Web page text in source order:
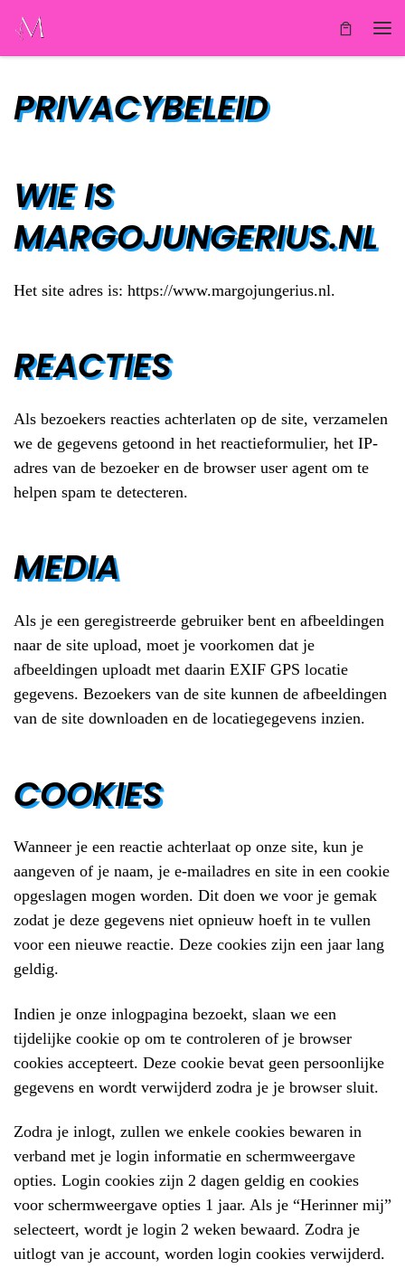
Ga naar inhoud
PRIVACYBELEID
WIE IS
MARGOJUNGERIUS.NL
Het site adres is: https://www.margojungerius.nl.
REACTIES
Als bezoekers reacties achterlaten op de site, verzamelen
we de gegevens getoond in het reactieformulier, het IP-
adres van de bezoeker en de browser user agent om te
helpen spam te detecteren.
MEDIA
Als je een geregistreerde gebruiker bent en afbeeldingen
naar de site upload, moet je voorkomen dat je
afbeeldingen uploadt met daarin EXIF GPS locatie
gegevens. Bezoekers van de site kunnen de afbeeldingen
van de site downloaden en de locatiegegevens inzien.
COOKIES
Wanneer je een reactie achterlaat op onze site, kun je
aangeven of je naam, je e-mailadres en site in een cookie
opgeslagen mogen worden. Dit doen we voor je gemak
zodat je deze gegevens niet opnieuw hoeft in te vullen
voor een nieuwe reactie. Deze cookies zijn een jaar lang
geldig.
Indien je onze inlogpagina bezoekt, slaan we een
tijdelijke cookie op om te controleren of je browser
cookies accepteert. Deze cookie bevat geen persoonlijke
gegevens en wordt verwijderd zodra je je browser sluit.
Zodra je inlogt, zullen we enkele cookies bewaren in
verband met je login informatie en schermweergave
opties. Login cookies zijn 2 dagen geldig en cookies
voor schermweergave opties 1 jaar. Als je “Herinner mij”
selecteert, wordt je login 2 weken bewaard. Zodra je
uitlogt van je account, worden login cookies verwijderd.